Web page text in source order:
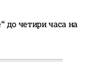
до четири часа на